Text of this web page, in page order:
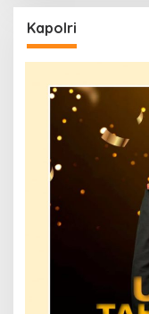
Kapolri